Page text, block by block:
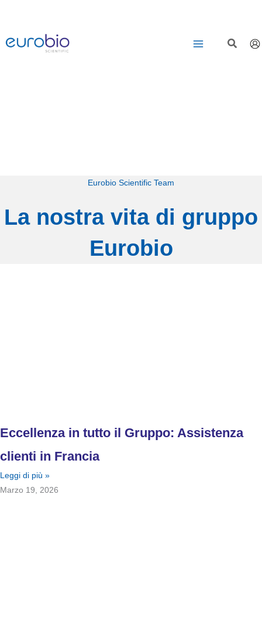
contenuto
Eurobio Scientific Team
La nostra vita di gruppo
Eurobio
Eccellenza in tutto il Gruppo: Assistenza
clienti in Francia
Leggi di più »
Marzo 19, 2026